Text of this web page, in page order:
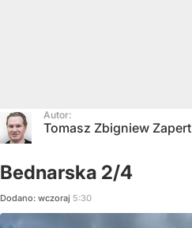
Autor:
Tomasz Zbigniew Zapert
Bednarska 2/4
Dodano: wczoraj 5:30